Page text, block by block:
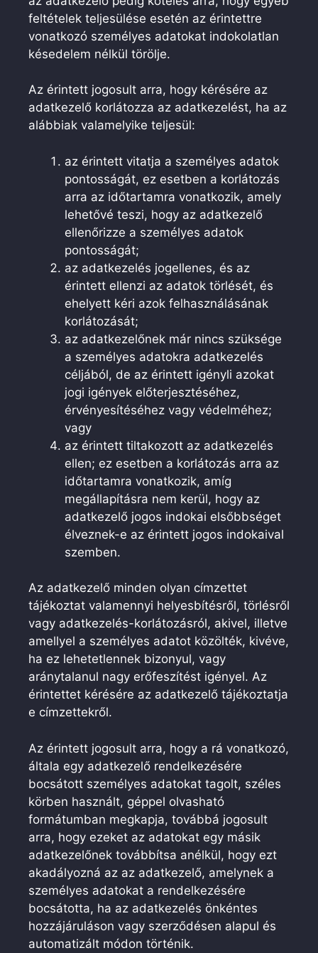
feltételek teljesülése esetén az érintettre
vonatkozó személyes adatokat indokolatlan
késedelem nélkül törölje.
Az érintett jogosult arra, hogy kérésére az
adatkezelő korlátozza az adatkezelést, ha az
alábbiak valamelyike teljesül:
az érintett vitatja a személyes adatok
pontosságát, ez esetben a korlátozás
arra az időtartamra vonatkozik, amely
lehetővé teszi, hogy az adatkezelő
ellenőrizze a személyes adatok
pontosságát;
az adatkezelés jogellenes, és az
érintett ellenzi az adatok törlését, és
ehelyett kéri azok felhasználásának
korlátozását;
az adatkezelőnek már nincs szüksége
a személyes adatokra adatkezelés
céljából, de az érintett igényli azokat
jogi igények előterjesztéséhez,
érvényesítéséhez vagy védelméhez;
vagy
az érintett tiltakozott az adatkezelés
ellen; ez esetben a korlátozás arra az
időtartamra vonatkozik, amíg
megállapításra nem kerül, hogy az
adatkezelő jogos indokai elsőbbséget
élveznek-e az érintett jogos indokaival
szemben.
Az adatkezelő minden olyan címzettet
tájékoztat valamennyi helyesbítésről, törlésről
vagy adatkezelés-korlátozásról, akivel, illetve
amellyel a személyes adatot közölték, kivéve,
ha ez lehetetlennek bizonyul, vagy
aránytalanul nagy erőfeszítést igényel. Az
érintettet kérésére az adatkezelő tájékoztatja
e címzettekről.
Az érintett jogosult arra, hogy a rá vonatkozó,
általa egy adatkezelő rendelkezésére
bocsátott személyes adatokat tagolt, széles
körben használt, géppel olvasható
formátumban megkapja, továbbá jogosult
arra, hogy ezeket az adatokat egy másik
adatkezelőnek továbbítsa anélkül, hogy ezt
akadályozná az az adatkezelő, amelynek a
személyes adatokat a rendelkezésére
bocsátotta, ha az adatkezelés önkéntes
hozzájáruláson vagy szerződésen alapul és
automatizált módon történik.